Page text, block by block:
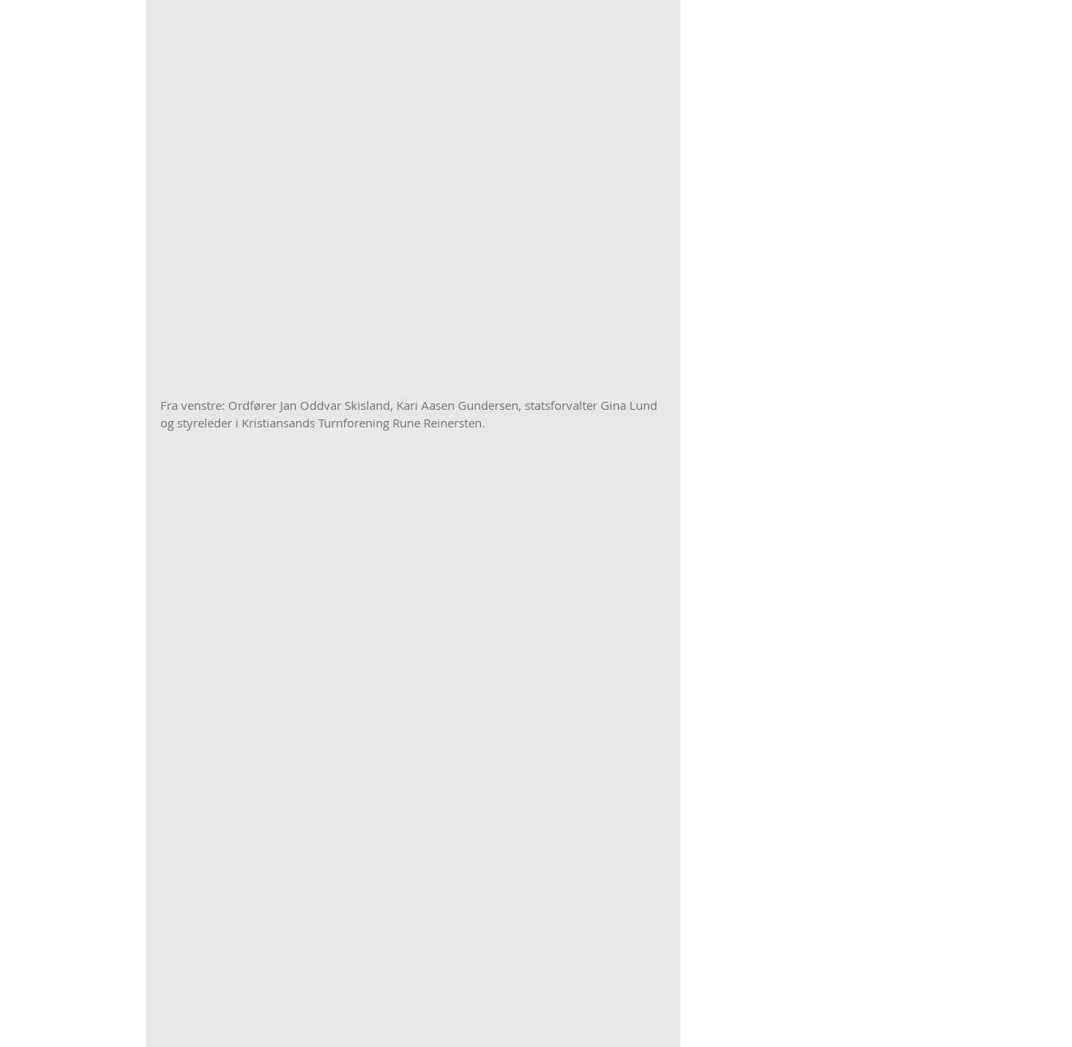
Fra venstre: Ordfører Jan Oddvar Skisland, Kari Aasen Gundersen, statsforvalter Gina Lund
og styreleder i Kristiansands Turnforening Rune Reinersten.